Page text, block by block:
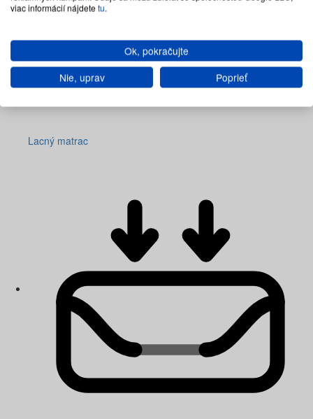
Lacný matrac
viac informácií nájdetetu.
Ok, pokračujte
Nie, uprav
Poprieť